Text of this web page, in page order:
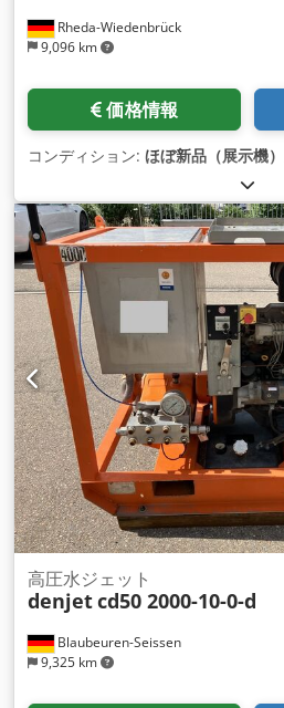
Rheda-Wiedenbrück
9,096 km
価格情報
コンディション: ほぼ新品（展示機）
Blaubeuren-Seissen
9,325 km
高圧水ジェット
denjetcd50 2000-10-0-d